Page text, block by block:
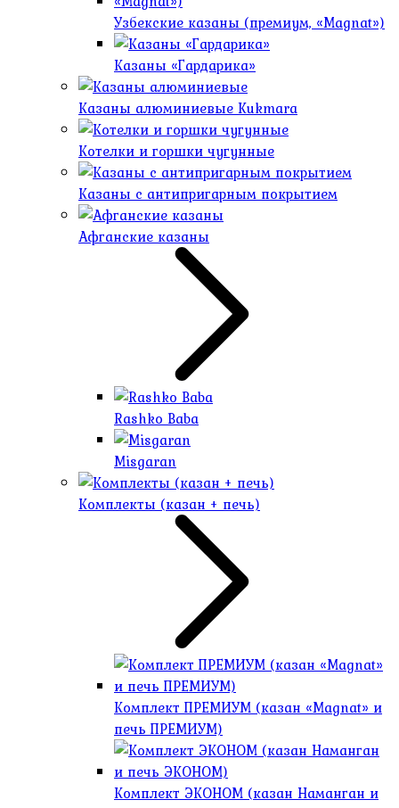
Узбекские казаны (премиум, «Magnat»)
Казаны «Гардарика»
Казаны алюминиевые Kukmara
Котелки и горшки чугунные
Казаны с антипригарным покрытием
Афганские казаны
Rashko Baba
Misgaran
Комплекты (казан + печь)
Комплект ПРЕМИУМ (казан «Magnat» и
печь ПРЕМИУМ)
Комплект ЭКОНОМ (казан Наманган и